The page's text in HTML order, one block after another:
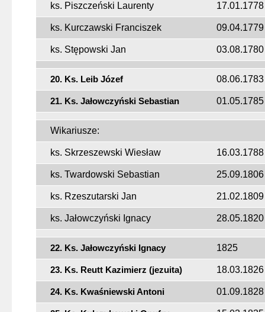
ks. Piszczeński Laurenty 17.01.1778
ks. Kurczawski Franciszek 09.04.1779
ks. Stępowski Jan 03.08.1780
20. Ks. Leib Józef 08.06.1783
21. Ks. Jałowczyński Sebastian 01.05.1785
Wikariusze:
ks. Skrzeszewski Wiesław 16.03.1788
ks. Twardowski Sebastian 25.09.1806
ks. Rzeszutarski Jan 21.02.1809
ks. Jałowczyński Ignacy 28.05.1820
22. Ks. Jałowczyński Ignacy 1825
23. Ks. Reutt Kazimierz (jezuita) 18.03.1826
24. Ks. Kwaśniewski Antoni 01.09.1828